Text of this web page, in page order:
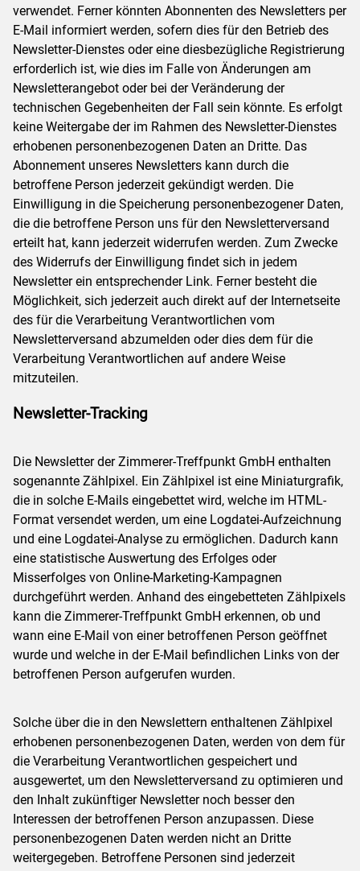
verwendet. Ferner könnten Abonnenten des Newsletters per
E-Mail informiert werden, sofern dies für den Betrieb des
Newsletter-Dienstes oder eine diesbezügliche Registrierung
erforderlich ist, wie dies im Falle von Änderungen am
Newsletterangebot oder bei der Veränderung der
technischen Gegebenheiten der Fall sein könnte. Es erfolgt
keine Weitergabe der im Rahmen des Newsletter-Dienstes
erhobenen personenbezogenen Daten an Dritte. Das
Abonnement unseres Newsletters kann durch die
betroffene Person jederzeit gekündigt werden. Die
Einwilligung in die Speicherung personenbezogener Daten,
die die betroffene Person uns für den Newsletterversand
erteilt hat, kann jederzeit widerrufen werden. Zum Zwecke
des Widerrufs der Einwilligung findet sich in jedem
Newsletter ein entsprechender Link. Ferner besteht die
Möglichkeit, sich jederzeit auch direkt auf der Internetseite
des für die Verarbeitung Verantwortlichen vom
Newsletterversand abzumelden oder dies dem für die
Verarbeitung Verantwortlichen auf andere Weise
mitzuteilen.
Newsletter-Tracking
Die Newsletter der Zimmerer-Treffpunkt GmbH enthalten
sogenannte Zählpixel. Ein Zählpixel ist eine Miniaturgrafik,
die in solche E-Mails eingebettet wird, welche im HTML-
Format versendet werden, um eine Logdatei-Aufzeichnung
und eine Logdatei-Analyse zu ermöglichen. Dadurch kann
eine statistische Auswertung des Erfolges oder
Misserfolges von Online-Marketing-Kampagnen
durchgeführt werden. Anhand des eingebetteten Zählpixels
kann die Zimmerer-Treffpunkt GmbH erkennen, ob und
wann eine E-Mail von einer betroffenen Person geöffnet
wurde und welche in der E-Mail befindlichen Links von der
betroffenen Person aufgerufen wurden.
Solche über die in den Newslettern enthaltenen Zählpixel
erhobenen personenbezogenen Daten, werden von dem für
die Verarbeitung Verantwortlichen gespeichert und
ausgewertet, um den Newsletterversand zu optimieren und
den Inhalt zukünftiger Newsletter noch besser den
Interessen der betroffenen Person anzupassen. Diese
personenbezogenen Daten werden nicht an Dritte
weitergegeben. Betroffene Personen sind jederzeit